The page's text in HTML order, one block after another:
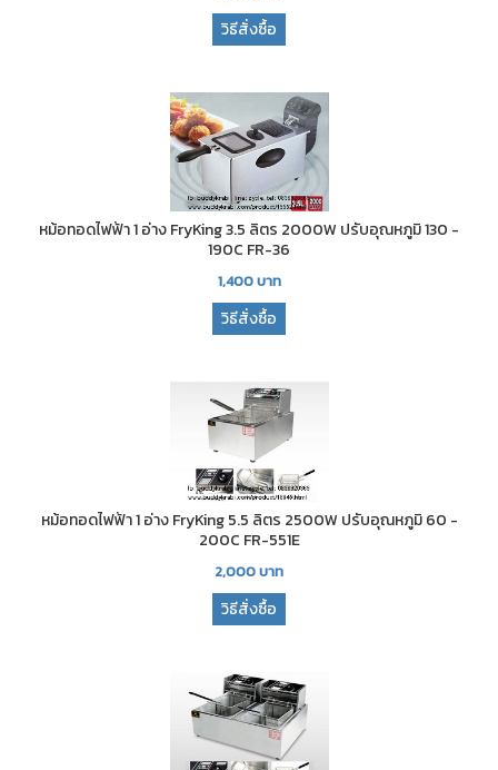
วิธีสั่งซื้อ
หม้อทอดไฟฟ้า 1 อ่าง FryKing 3.5 ลิตร 2000W ปรับอุณหภูมิ 130 -
190C FR-36
1,400บาท
วิธีสั่งซื้อ
หม้อทอดไฟฟ้า 1 อ่าง FryKing 5.5 ลิตร 2500W ปรับอุณหภูมิ 60 -
200C FR-551E
2,000บาท
วิธีสั่งซื้อ